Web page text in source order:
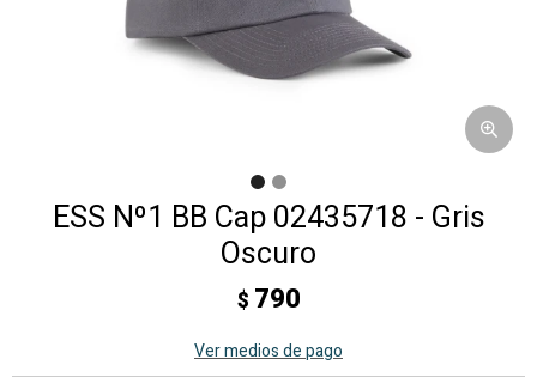
ESS Nº1 BB Cap 02435718 - Gris
Oscuro
$ 790
Ver medios de pago